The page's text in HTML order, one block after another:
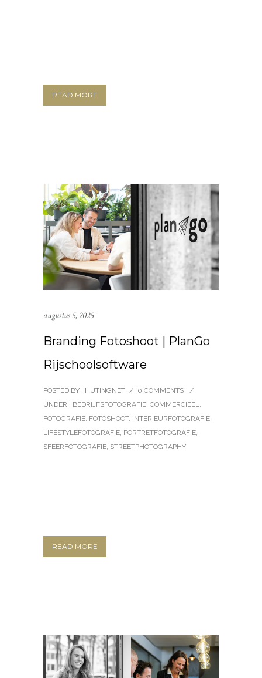
READ MORE
augustus 5, 2025
Branding Fotoshoot | PlanGo
Rijschoolsoftware
POSTED BY : HUTINGNET / 0 COMMENTS
/
UNDER : BEDRIJFSFOTOGRAFIE, COMMERCIEEL,
FOTOGRAFIE, FOTOSHOOT, INTERIEURFOTOGRAFIE,
LIFESTYLEFOTOGRAFIE, PORTRETFOTOGRAFIE,
SFEERFOTOGRAFIE, STREETPHOTOGRAPHY
READ MORE